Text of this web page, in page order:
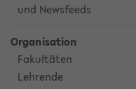
und Newsfeeds
Organisation
Fakultäten
Lehrende